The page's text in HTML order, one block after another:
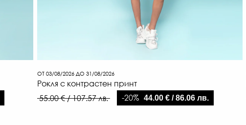
ОТ 03/08/2026 ДО 31/08/2026
Рокля с контрастен принт
55.00 € / 107.57 лв.
-20% 44.00 € / 86.06 лв.